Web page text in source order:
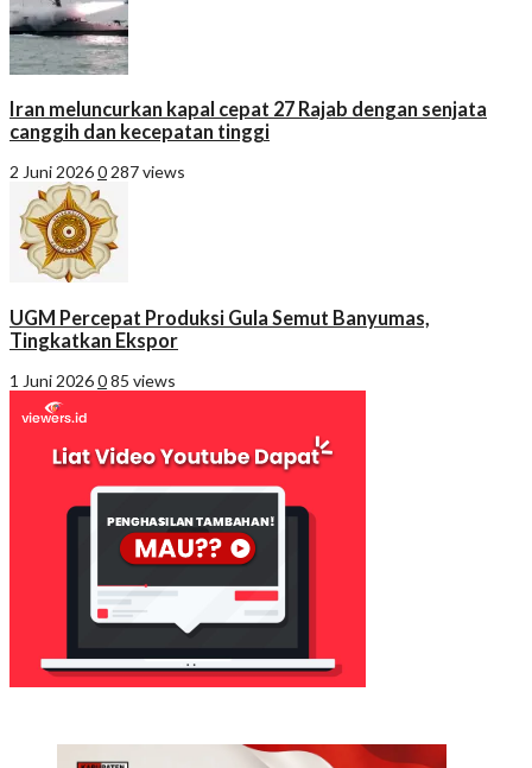
Iran meluncurkan kapal cepat 27 Rajab dengan senjata
canggih dan kecepatan tinggi
2 Juni 20260287 views
UGM Percepat Produksi Gula Semut Banyumas,
Tingkatkan Ekspor
1 Juni 2026085 views